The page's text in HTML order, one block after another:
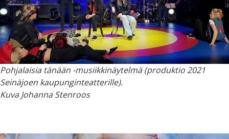
Pohjalaisia tänään -musiikkinäytelmä (produktio 2021
Seinäjoen kaupunginteatterille).
Kuva Johanna Stenroos